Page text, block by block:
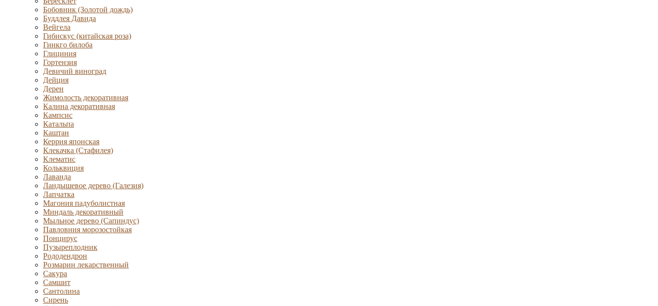
Бобовник (Золотой дождь)
Буддлея Давида
Вейгела
Гибискус (китайская роза)
Гинкго билоба
Глициния
Гортензия
Девичий виноград
Дейция
Дерен
Жимолость декоративная
Калина декоративная
Кампсис
Катальпа
Каштан
Керрия японская
Клекачка (Стафилея)
Клематис
Кольквиция
Лаванда
Ландышевое дерево (Галезия)
Лапчатка
Магония падуболистная
Миндаль декоративный
Мыльное дерево (Сапиндус)
Павловния морозостойкая
Понцирус
Пузыреплодник
Рододендрон
Розмарин лекарственный
Сакура
Самшит
Сантолина
Сирень